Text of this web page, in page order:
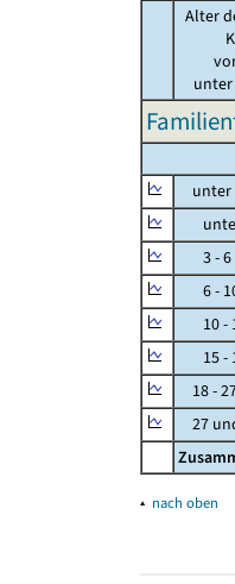
Alter
unter
3 - 6
6 -
10 -
15 -
18 -
27
▴ nach oben